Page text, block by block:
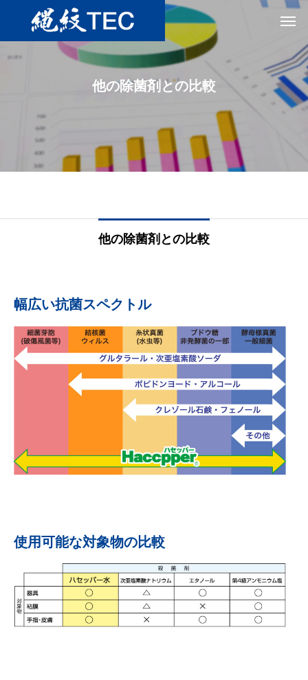
他の除菌剤との比較
他の除菌剤との比較
幅広い抗菌スペクトル
使用可能な対象物の比較